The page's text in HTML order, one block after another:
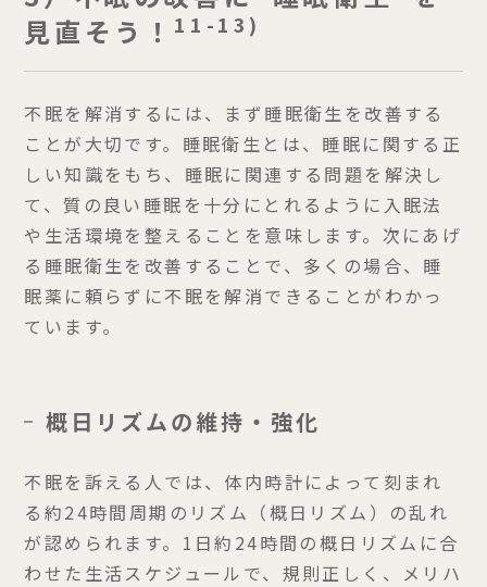
見直そう！ 11-13)
不眠を解消するには、まず睡眠衛生を改善する
ことが大切です。睡眠衛生とは、睡眠に関する正
しい知識をもち、睡眠に関連する問題を解決し
て、質の良い睡眠を十分にとれるように入眠法
や生活環境を整えることを意味します。次にあげ
る睡眠衛生を改善することで、多くの場合、睡
眠薬に頼らずに不眠を解消できることがわかっ
ています。
概日リズムの維持・強化
不眠を訴える人では、体内時計によって刻まれ
る約24時間周期のリズム（概日リズム）の乱れ
が認められます。1日約24時間の概日リズムに合
わせた生活スケジュールで、規則正しく、メリハ